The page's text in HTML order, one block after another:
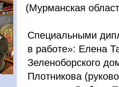
(Мурманская
Специальными
в работе»: Елена
Зеленоборского
Плотникова (